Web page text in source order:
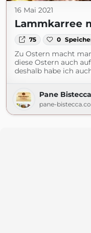
16 Mai 2021
Lammkarree
75 0
Zu Ostern macht
diese Ostern auch
deshalb habe ich
Pane Bistecca
pane-